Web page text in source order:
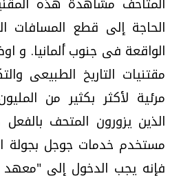
الحاجة إلى قطع المسافات
الواقعة فى جنوب ألمانيا. و
مقتنيات التاريخ الطبيعى
مرئية لأكثر بكثير من
الذين يزورون المتحف
مستخدم خدمات جوجل بجولة
فإنه يجب الدخول إلى